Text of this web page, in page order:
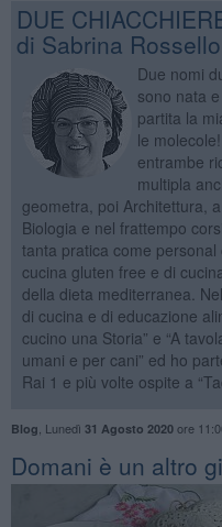
DUE
di Sabrina Rossello
Due nomi
sono nata
partita la
le
entrambe
multipla
geometra, poi Architettura,
Biologia e nel frattempo
tanta pratica come
cucina gluten free e di
della dieta mediterranea.
di cucina e di educazione
cucino una Storia” e “A
umani e per cani” ed ho
Rai 1 e più volte ospite a
Blog Lunedì 31 Agosto 2020ore
Domani è un altro